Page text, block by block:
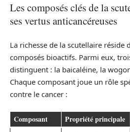
Les composés clés de la
ses vertus anticancéreuses
La richesse de la scutellaire réside
composés bioactifs. Parmi eux,
distinguent : la baicaléine, la
Chaque composant joue un rôle
contre le cancer :
Composant Propriété principale